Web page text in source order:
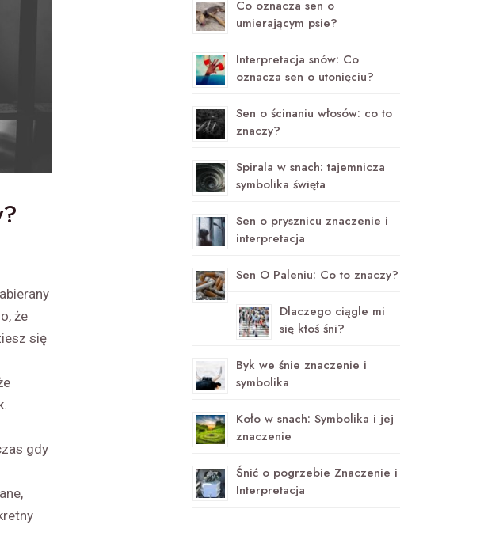
że
się
gdy
Co oznacza sen o
umierającym psie?
Interpretacja snów: Co
oznacza sen o utonięciu?
Sen o ścinaniu włosów: co to
znaczy?
Spirala w snach: tajemnicza
symbolika święta
Sen o prysznicu znaczenie i
interpretacja
Sen O Paleniu: Co to znaczy?
Dlaczego ciągle mi
się ktoś śni?
Byk we śnie znaczenie i
symbolika
Koło w snach: Symbolika i jej
znaczenie
Śnić o pogrzebie Znaczenie i
Interpretacja